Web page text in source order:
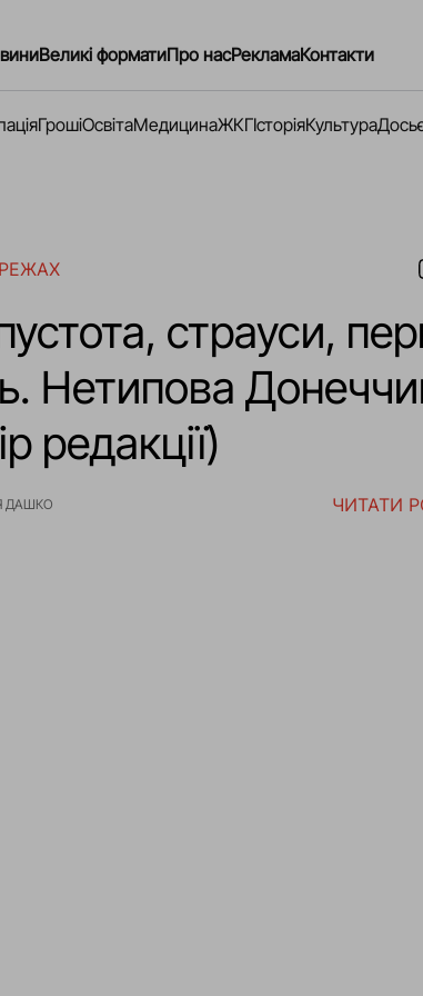
Великі форматиПро насРекламаКонтакти
ГрошіОсвітаМедицинаЖКГІсторіяКультура
страуси,
Нетипова
редакції)
ДАШКО ЧИТАТИ